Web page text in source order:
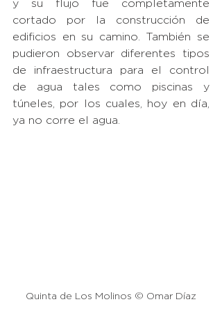
y su flujo fue completamente
cortado por la construcción de
edificios en su camino. También se
pudieron observar diferentes tipos
de infraestructura para el control
de agua tales como piscinas y
túneles, por los cuales, hoy en día,
ya no corre el agua.
Quinta de Los Molinos © Omar Díaz